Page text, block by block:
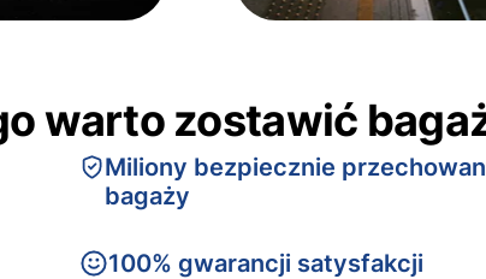
warto zostawić
Miliony bezpiecznie
bagaży
100% gwarancji satysfakcji